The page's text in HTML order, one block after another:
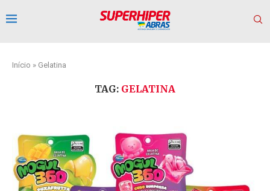
Início » Gelatina
TAG: GELATINA